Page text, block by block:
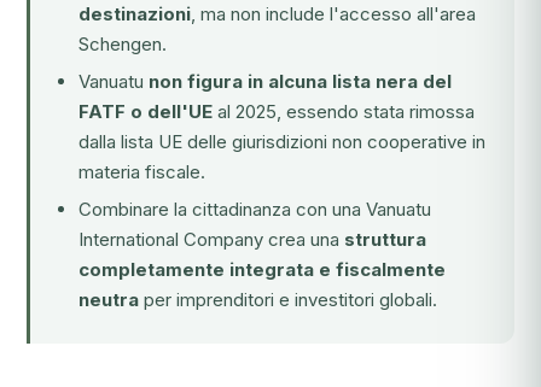
destinazioni, ma non include l'accesso all'area
Schengen.
Vanuatu non figura in alcuna lista nera del
FATF o dell'UE al 2025, essendo stata rimossa
dalla lista UE delle giurisdizioni non cooperative in
materia fiscale.
Combinare la cittadinanza con una Vanuatu
International Company crea una struttura
completamente integrata e fiscalmente
neutra per imprenditori e investitori globali.